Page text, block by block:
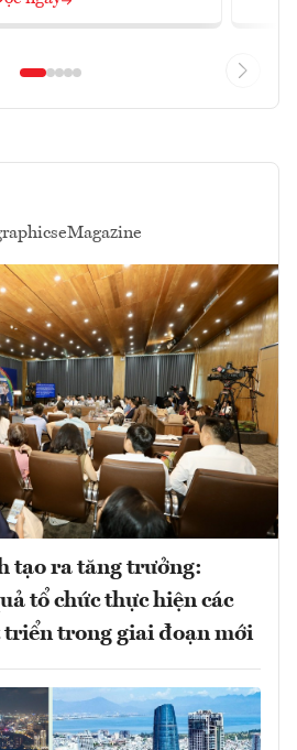
eMagazine
tạo ra tăng trưởng:
tổ chức thực hiện các
trong giai đoạn mới